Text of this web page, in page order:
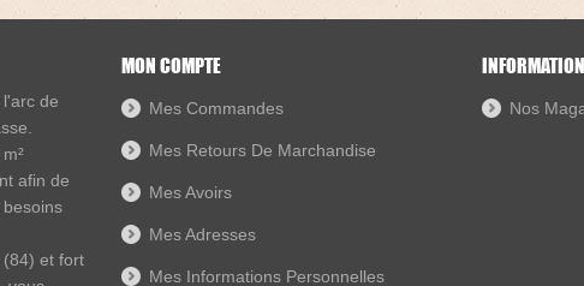
de
afin de
(84) et fort
MON COMPTE
Mes Commandes
Mes Retours De Marchandise
Mes Avoirs
Mes Adresses
Mes Informations Personnelles
Nos